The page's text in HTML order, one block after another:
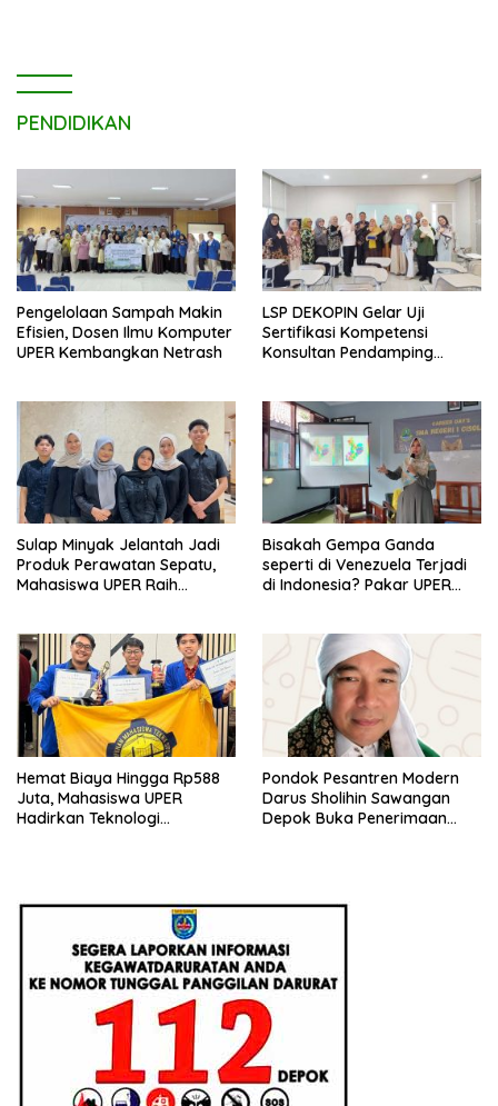
PENDIDIKAN
Pengelolaan Sampah Makin
Efisien, Dosen Ilmu Komputer
UPER Kembangkan Netrash
LSP DEKOPIN Gelar Uji
Sertifikasi Kompetensi
Konsultan Pendamping
Sulap Minyak Jelantah Jadi
Produk Perawatan Sepatu,
Mahasiswa UPER Raih
Bisakah Gempa Ganda
seperti di Venezuela Terjadi
di Indonesia? Pakar UPER
Hemat Biaya Hingga Rp588
Juta, Mahasiswa UPER
Hadirkan Teknologi
Pondok Pesantren Modern
Darus Sholihin Sawangan
Depok Buka Penerimaan